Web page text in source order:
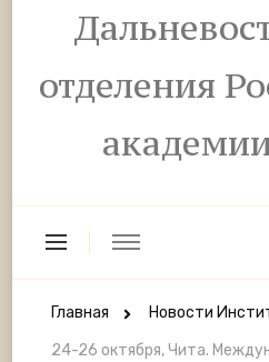
отделения
Главная
Новости
24-26 октября, Чита.